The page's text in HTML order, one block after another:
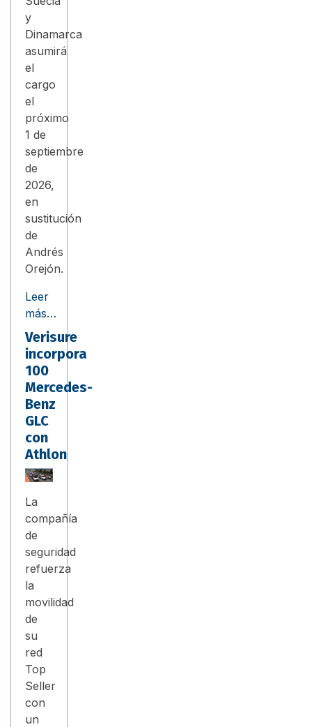
y
Dinamarca
asumirá
el
cargo
el
próximo
1 de
septiembre
de
2026,
en
sustitución
de
Andrés
Orejón.
Leer
más…
Verisure
incorpora
100
Mercedes-
Benz
GLC
con
Athlon
La
compañía
de
seguridad
refuerza
la
movilidad
de
su
red
Top
Seller
con
un